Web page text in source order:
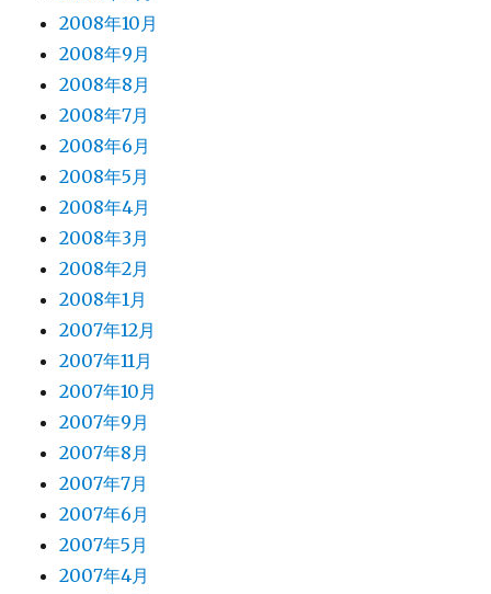
2008年10月
2008年9月
2008年8月
2008年7月
2008年6月
2008年5月
2008年4月
2008年3月
2008年2月
2008年1月
2007年12月
2007年11月
2007年10月
2007年9月
2007年8月
2007年7月
2007年6月
2007年5月
2007年4月